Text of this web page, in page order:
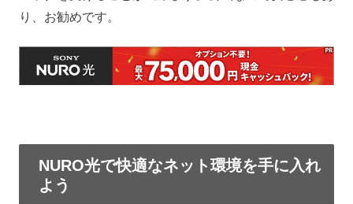
り、お勧めです。
NURO光で快適なネット環境を手に入れ
よう